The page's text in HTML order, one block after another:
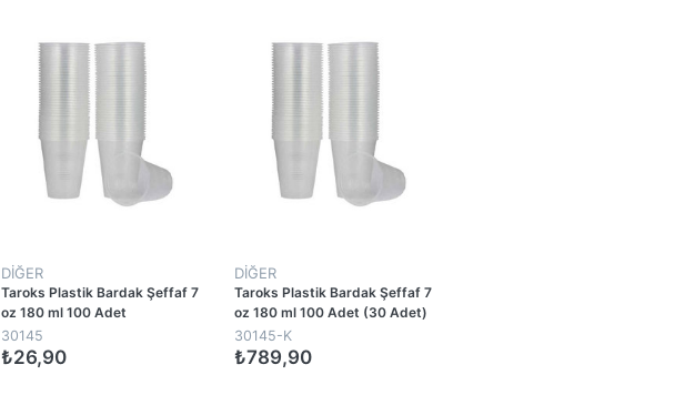
DİĞER
Taroks Plastik Bardak Şeffaf 7
oz 180 ml 100 Adet
30145
₺26,90
DİĞER
Taroks Plastik Bardak Şeffaf 7
oz 180 ml 100 Adet (30 Adet)
30145-K
₺789,90